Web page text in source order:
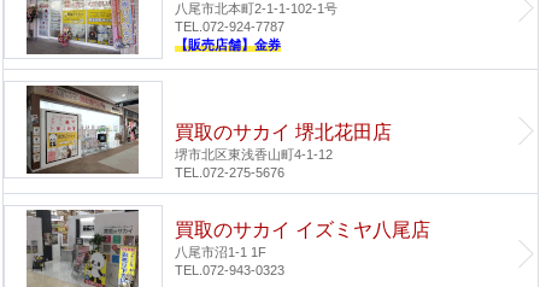
八尾市北本町2-1-1-102-1号
TEL.072-924-7787
【販売店舗】金券
買取のサカイ 堺北花田店
堺市北区東浅香山町4-1-12
TEL.072-275-5676
買取のサカイ イズミヤ八尾店
八尾市沼1-1 1F
TEL.072-943-0323